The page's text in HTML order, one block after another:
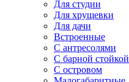
Для студии
Для хрущевки
Для дачи
Встроенные
С антресолями
С барной стойкой
С островом